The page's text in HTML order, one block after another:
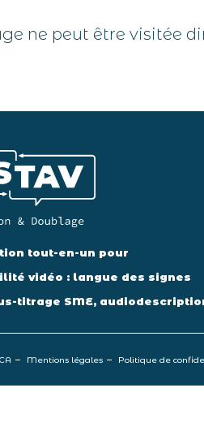
ne peut être visitée
tout-en-un pour
vidéo : langue des signes
titrage SME,
Mentions légales Politique de